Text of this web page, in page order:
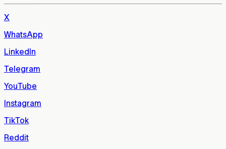
X
WhatsApp
LinkedIn
Telegram
YouTube
Instagram
TikTok
Reddit